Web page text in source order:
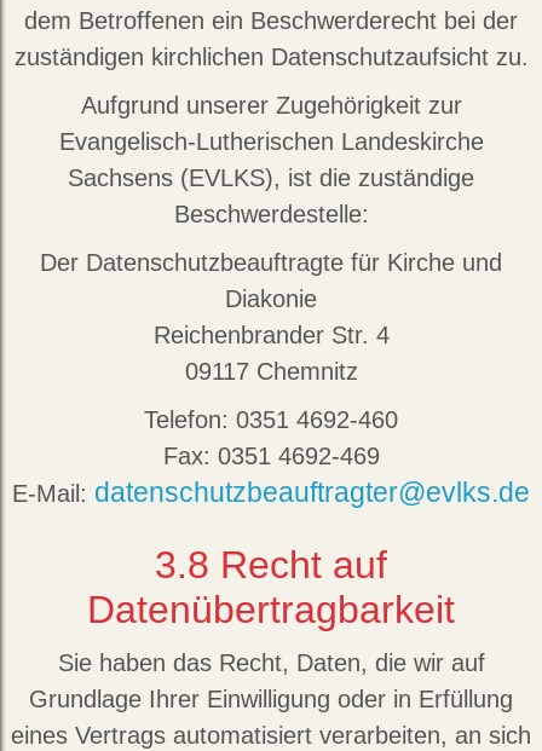
dem Betroffenen ein Beschwerderecht bei der
zuständigen kirchlichen Datenschutzaufsicht zu.
Aufgrund unserer Zugehörigkeit zur
Evangelisch-Lutherischen Landeskirche
Sachsens (EVLKS), ist die zuständige
Beschwerdestelle:
Der Datenschutzbeauftragte für Kirche und
Diakonie
Reichenbrander Str. 4
09117 Chemnitz
Telefon: 0351 4692-460
Fax: 0351 4692-469
E-Mail: datenschutzbeauftragter@evlks.de
3.8 Recht auf
Datenübertragbarkeit
Sie haben das Recht, Daten, die wir auf
Grundlage Ihrer Einwilligung oder in Erfüllung
eines Vertrags automatisiert verarbeiten, an sich